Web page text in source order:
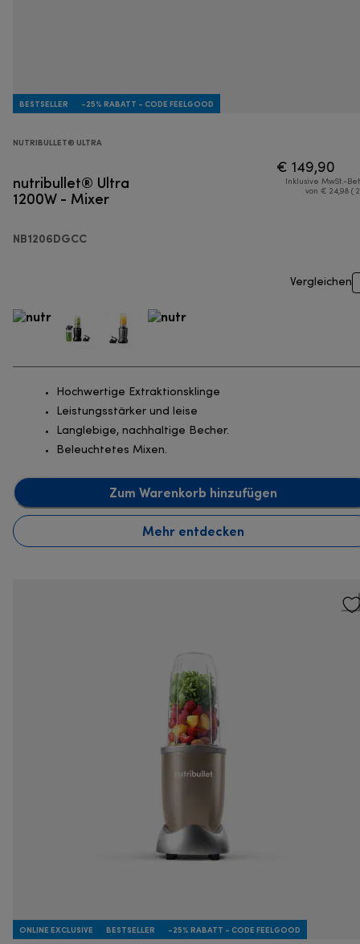
BESTSELLER -25% RABATT - CODE FEELGOOD
NUTRIBULLET® ULTRA
nutribullet® Ultra
1200W - Mixer
NB1206DGCC
€ 149,90
Inklusive MwSt.-
von € 24,98 (
Vergleichen
Hochwertige Extraktionsklinge
Leistungsstärker und leise
Langlebige, nachhaltige Becher.
Beleuchtetes Mixen.
Zum Warenkorb hinzufügen
Mehr entdecken
ONLINE EXCLUSIVE BESTSELLER -25% RABATT - CODE FEELGOOD